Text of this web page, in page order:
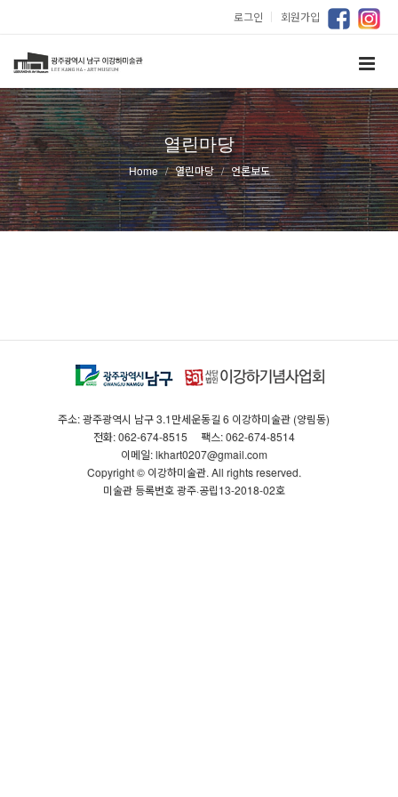
로그인 ｜ 회원가입
열린마당
Home 열린마당 언론보도
주소: 광주광역시 남구 3.1만세운동길 6 이강하미술관 (양림동)
전화: 062-674-8515
팩스: 062-674-8514
이메일: lkhart0207@gmail.com
Copyright © 이강하미술관. All rights reserved.
미술관 등록번호 광주·공립13-2018-02호